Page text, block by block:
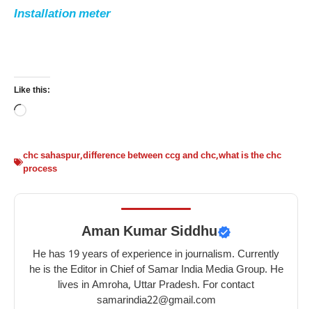
Installation meter
Like this:
Loading…
chc sahaspur,difference between ccg and chc,what is the chc
process
Aman Kumar Siddhu
He has 19 years of experience in journalism. Currently
he is the Editor in Chief of Samar India Media Group. He
lives in Amroha, Uttar Pradesh. For contact
samarindia22@gmail.com